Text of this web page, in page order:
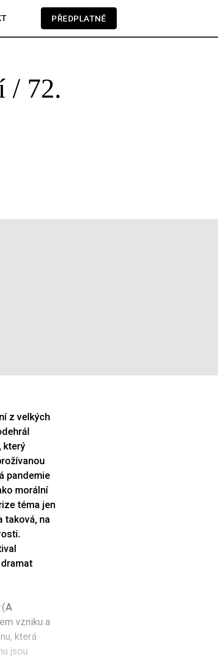
PŘEDPLATNÉ
/ 72.
z velkých
který
pandemie
morální
téma jen
taková, na
(A
vzniku a
která
jsou